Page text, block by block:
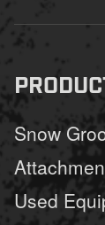
Snow
Used